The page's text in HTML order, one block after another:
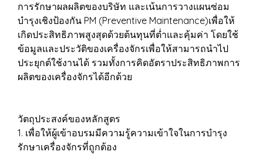
การรักษาผลผลิตของบริษัท และเน้นการวางแผนซ่อม
บำรุงเชิงป้องกัน PM (Preventive Maintenance)เพื่อให้
เกิดประสิทธิภาพสูงสุดด้วยต้นทุนที่ต่ำและคุ้มค่า โดยใช้
ข้อมูลและประวัติของเครื่องจักรเพื่อให้สามารถนำไป
ประยุกต์ใช้งานได้ รวมทั้งการคิดอัตราประสิทธิภาพการ
ผลิตของเครื่องจักรได้อีกด้วย
วัตถุประสงค์ของหลักสูตร
1. เพื่อให้ผู้เข้าอบรมมีความรู้ความเข้าใจในการบำรุง
รักษาเครื่องจักรที่ถูกต้อง